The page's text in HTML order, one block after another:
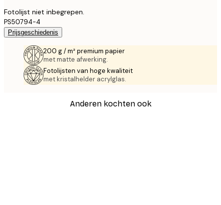
Fotolijst niet inbegrepen.
PS50794-4
Prijsgeschiedenis
200 g / m² premium papier
met matte afwerking.
Fotolijsten van hoge kwaliteit
met kristalhelder acrylglas.
Anderen kochten ook